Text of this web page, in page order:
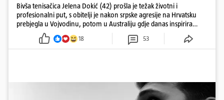
Bivša tenisačica Jelena Dokić (42) prošla je težak životni i
profesionalni put, s obitelji je nakon srpske agresije na Hrvatsku
prebjegla u Vojvodinu, potom u Australiju gdje danas inspirira
18 53